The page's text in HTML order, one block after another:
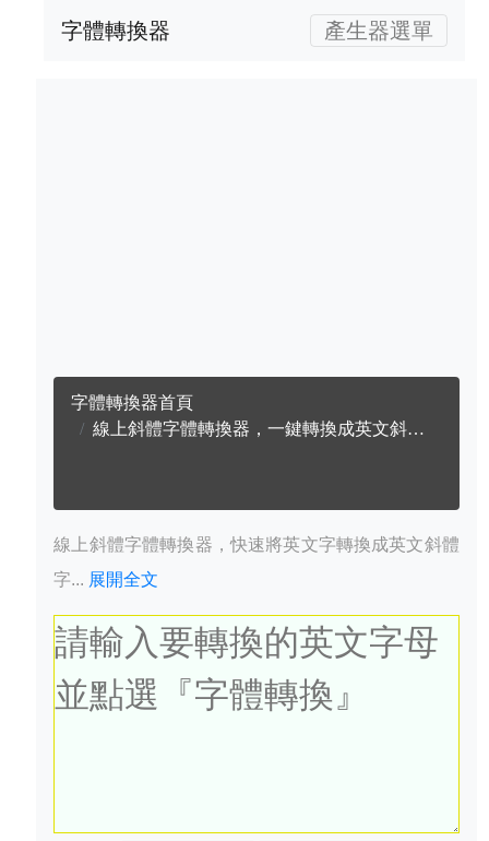
字體轉換器 產生器選單
字體轉換器首頁
線上斜體字體轉換器，一鍵轉換成英文斜體字體
線上斜體字體轉換器，快速將英文字轉換成英文斜體
字... 展開全文